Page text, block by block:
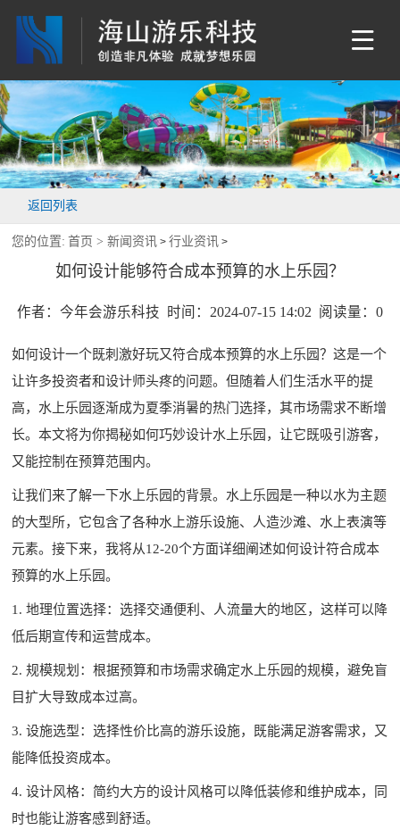
返回列表
您的位置: 首页 >新闻资讯 >行业资讯 >
如何设计能够符合成本预算的水上乐园？
作者：今年会游乐科技 时间：2024-07-15 14:02 阅读量： 0
如何设计一个既刺激好玩又符合成本预算的水上乐园？这是一个
让许多投资者和设计师头疼的问题。但随着人们生活水平的提
高，水上乐园逐渐成为夏季消暑的热门选择，其市场需求不断增
长。本文将为你揭秘如何巧妙设计水上乐园，让它既吸引游客，
又能控制在预算范围内。
让我们来了解一下水上乐园的背景。水上乐园是一种以水为主题
的大型所，它包含了各种水上游乐设施、人造沙滩、水上表演等
元素。接下来，我将从12-20个方面详细阐述如何设计符合成本
预算的水上乐园。
1. 地理位置选择：选择交通便利、人流量大的地区，这样可以降
低后期宣传和运营成本。
2. 规模规划：根据预算和市场需求确定水上乐园的规模，避免盲
目扩大导致成本过高。
3. 设施选型：选择性价比高的游乐设施，既能满足游客需求，又
能降低投资成本。
4. 设计风格：简约大方的设计风格可以降低装修和维护成本，同
时也能让游客感到舒适。